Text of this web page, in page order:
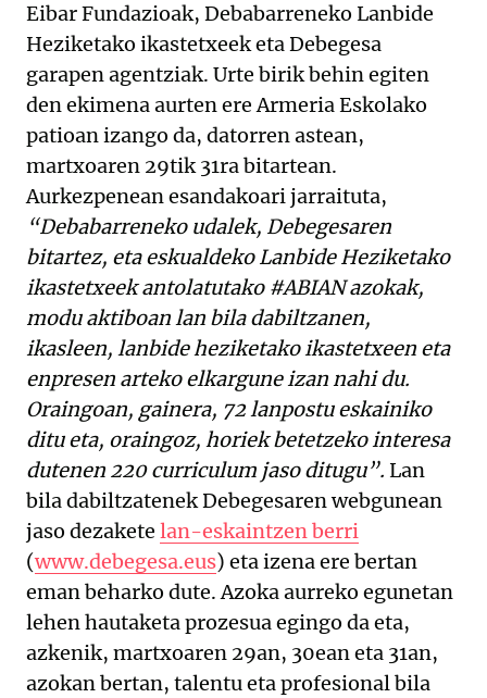
Eibar Fundazioak, Debabarreneko Lanbide
Heziketako ikastetxeek eta Debegesa
garapen agentziak. Urte birik behin egiten
den ekimena aurten ere Armeria Eskolako
patioan izango da, datorren astean,
martxoaren 29tik 31ra bitartean.
Aurkezpenean esandakoari jarraituta,
“Debabarreneko udalek, Debegesaren
bitartez, eta eskualdeko Lanbide Heziketako
ikastetxeek antolatutako #ABIAN azokak,
modu aktiboan lan bila dabiltzanen,
ikasleen, lanbide heziketako ikastetxeen eta
enpresen arteko elkargune izan nahi du.
Oraingoan, gainera, 72 lanpostu eskainiko
ditu eta, oraingoz, horiek betetzeko interesa
dutenen 220 curriculum jaso ditugu”. Lan
bila dabiltzatenek Debegesaren webgunean
jaso dezakete lan-eskaintzen berri
(www.debegesa.eus) eta izena ere bertan
eman beharko dute. Azoka aurreko egunetan
lehen hautaketa prozesua egingo da eta,
azkenik, martxoaren 29an, 30ean eta 31an,
azokan bertan, talentu eta profesional bila